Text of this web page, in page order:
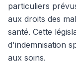
particuliers
aux droits des
santé. Cette
d'indemnisation
aux soins.